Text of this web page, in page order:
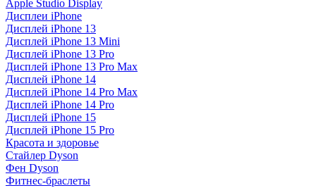
Apple Studio Display
Дисплеи iPhone
Дисплей iPhone 13
Дисплей iPhone 13 Mini
Дисплей iPhone 13 Pro
Дисплей iPhone 13 Pro Max
Дисплей iPhone 14
Дисплей iPhone 14 Pro Max
Дисплей iPhone 14 Pro
Дисплей iPhone 15
Дисплей iPhone 15 Pro
Красота и здоровье
Стайлер Dyson
Фен Dyson
Фитнес-браслеты